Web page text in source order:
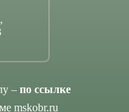
–по ссылке
mskobr.ru